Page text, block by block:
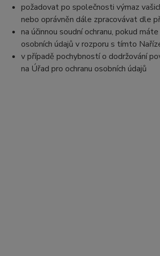
požadovat po společnosti výmaz
nebo oprávněn dále zpracovávat dle
na účinnou soudní ochranu, pokud
osobních údajů v rozporu s tímto
v případě pochybností o dodržování
na Úřad pro ochranu osobních údajů